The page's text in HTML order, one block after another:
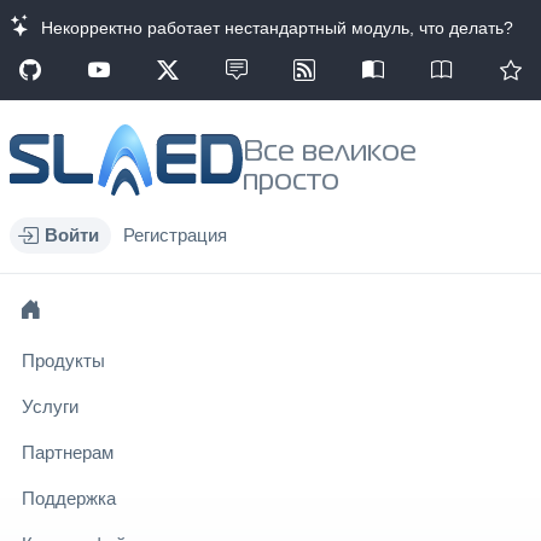
Некорректно работает нестандартный модуль, что делать?
Все великое
просто
Войти Регистрация
Продукты
Услуги
Партнерам
Поддержка